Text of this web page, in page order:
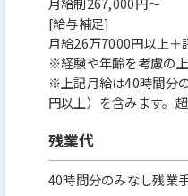
[給与補足]
月給26万7000円以上
※経験や年齢を考慮の
※上記月給は40時間分
円以上）を含みます。
残業代
40時間分のみなし残業